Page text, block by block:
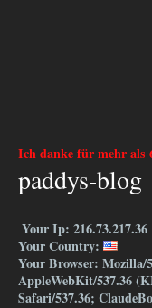
Ich danke für mehr als
paddys-blog
Your Ip: 216.73.217.36
Your Country:
Your Browser:
AppleWebKit/537.36
Safari/537.36;